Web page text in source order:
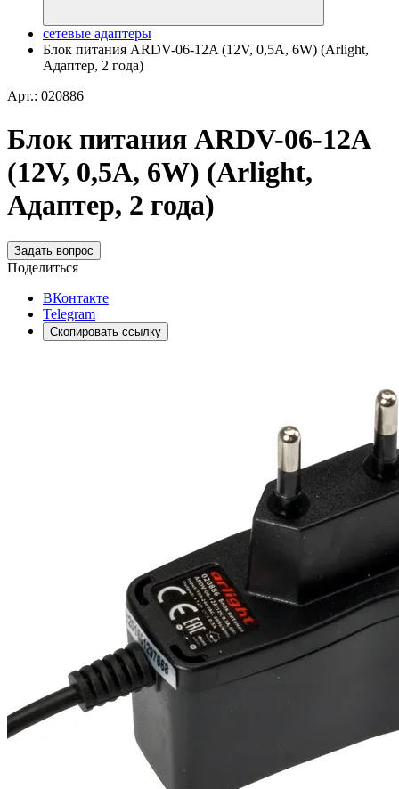
сетевые адаптеры
Блок питания ARDV-06-12A (12V, 0,5A, 6W) (Arlight,
Адаптер, 2 года)
Арт.: 020886
Блок питания ARDV-06-12A
(12V, 0,5A, 6W) (Arlight,
Адаптер, 2 года)
Задать вопрос
Поделиться
ВКонтакте
Telegram
Скопировать ссылку